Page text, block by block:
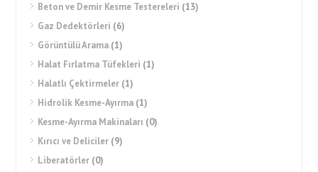
Beton ve Demir Kesme Testereleri (13)
Gaz Dedektörleri (6)
Görüntülü Arama (1)
Halat Fırlatma Tüfekleri (1)
Halatlı Çektirmeler (1)
Hidrolik Kesme-Ayırma (1)
Kesme-Ayırma Makinaları (0)
Kırıcı ve Deliciler (9)
Liberatörler (0)